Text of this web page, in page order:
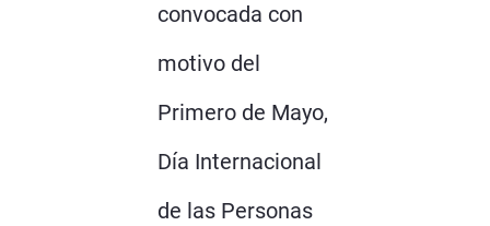
convocada con
motivo del
Primero de Mayo,
Día Internacional
de las Personas